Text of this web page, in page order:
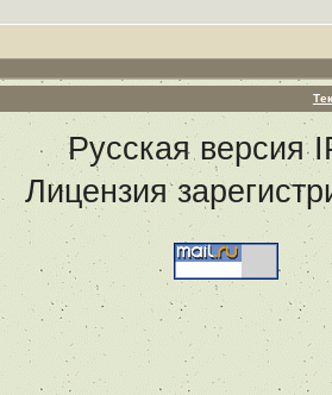
Русская версия
Лицензия